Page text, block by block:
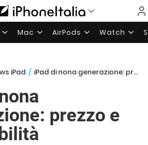
Mac AirPods Watch
iPad / iPad di nona generazione: prezzo e disponibilità
prezzo e